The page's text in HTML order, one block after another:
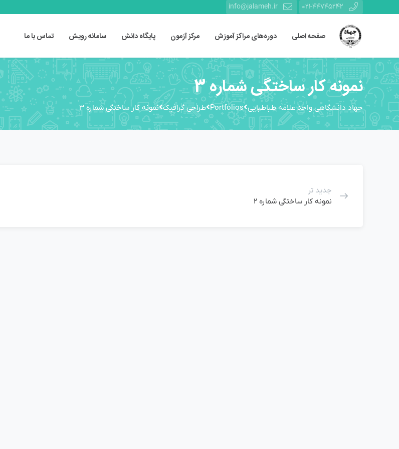
021-44745242
info@jalameh.ir
صفحه اصلی دوره‌های مراکز آموزش مرکز آزمون پایگاه دانش سامانه رویش تماس با ما
نمونه کار ساختگی شماره 3
جهاد دانشگاهی واحد علامه طباطبایی Portfolios طراحی گرافیک نمونه کار ساختگی شماره 3
جدید تر
نمونه کار ساختگی شماره 2